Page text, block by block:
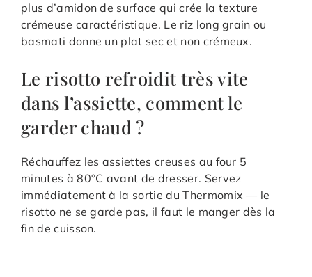
plus d’amidon de surface qui crée la texture
crémeuse caractéristique. Le riz long grain ou
basmati donne un plat sec et non crémeux.
Le risotto refroidit très vite
dans l’assiette, comment le
garder chaud ?
Réchauffez les assiettes creuses au four 5
minutes à 80°C avant de dresser. Servez
immédiatement à la sortie du Thermomix — le
risotto ne se garde pas, il faut le manger dès la
fin de cuisson.